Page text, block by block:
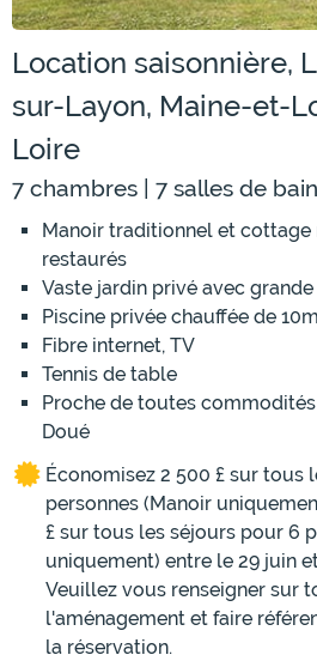
Location saisonnière,
sur-Layon, Maine-et-
Loire
7 chambres | 7 salles de
Manoir traditionnel et
restaurés
Vaste jardin privé avec
Piscine privée chauffée de
Fibre internet, TV
Tennis de table
Proche de toutes
Doué
Économisez 2 500 £ sur tous
personnes (Manoir
£ sur tous les séjours pour 6
uniquement) entre le 29 juin
Veuillez vous renseigner sur
l'aménagement et faire
la réservation.